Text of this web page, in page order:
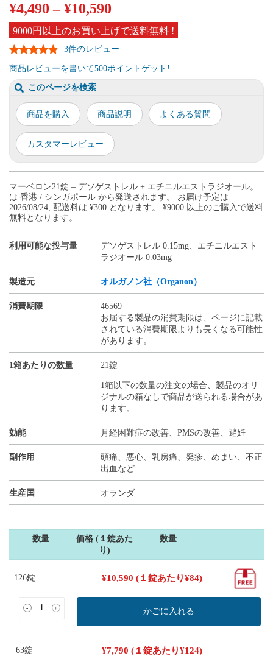
¥4,490 –¥10,590
9000円以上のお買い上げで送料無料 !
3件のレビュー
商品レビューを書いて500ポイントゲット!
このページを検索
商品を購入 商品説明 よくある質問
カスタマーレビュー
マーベロン21錠 – デソゲストレル + エチニルエストラジオール。
は 香港 / シンガポール から発送されます。 お届け予定は
2026/08/24, 配送料は ¥300 となります。 ¥9000 以上のご購入で送料
無料となります。
利用可能な投与量
デソゲストレル 0.15mg、エチニルエスト
ラジオール 0.03mg
製造元 オルガノン社（Organon）
消費期限
46569
お届する製品の消費期限は、ページに記載
されている消費期限よりも長くなる可能性
があります。
1箱あたりの数量 21錠
1箱以下の数量の注文の場合、製品のオリ
ジナルの箱なしで商品が送られる場合があ
ります。
効能 月経困難症の改善、PMSの改善、避妊
副作用
頭痛、悪心、乳房痛、発疹、めまい、不正
出血など
生産国 オランダ
数量
価格 (１錠あた
り)
数量
126錠 ¥10,590 (１錠あたり¥84)
- + かごに入れる
63錠 ¥7,790 (１錠あたり¥124)